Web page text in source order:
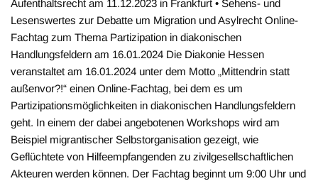
Aufenthaltsrecht am 11.12.2023 in Frankfurt • Sehens- und
Lesenswertes zur Debatte um Migration und Asylrecht Online-
Fachtag zum Thema Partizipation in diakonischen
Handlungsfeldern am 16.01.2024 Die Diakonie Hessen
veranstaltet am 16.01.2024 unter dem Motto „Mittendrin statt
außenvor?!“ einen Online-Fachtag, bei dem es um
Partizipationsmöglichkeiten in diakonischen Handlungsfeldern
geht. In einem der dabei angebotenen Workshops wird am
Beispiel migrantischer Selbstorganisation gezeigt, wie
Geflüchtete von Hilfeempfangenden zu zivilgesellschaftlichen
Akteuren werden können. Der Fachtag beginnt um 9:00 Uhr und